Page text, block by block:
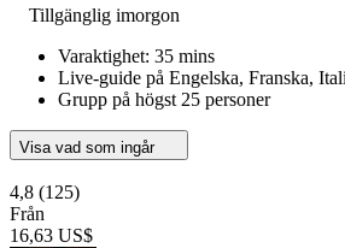
Tillgänglig imorgon
Varaktighet: 35 mins
Live-guide på Engelska, Franska,
Grupp på högst 25 personer
Visa vad som ingår
4,8 (125)
Från
16,63 US$